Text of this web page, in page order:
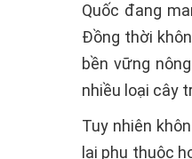
Quốc đang
Đồng thời
bền vững
nhiều loại cây
Tuy nhiên
lại phụ thuộc